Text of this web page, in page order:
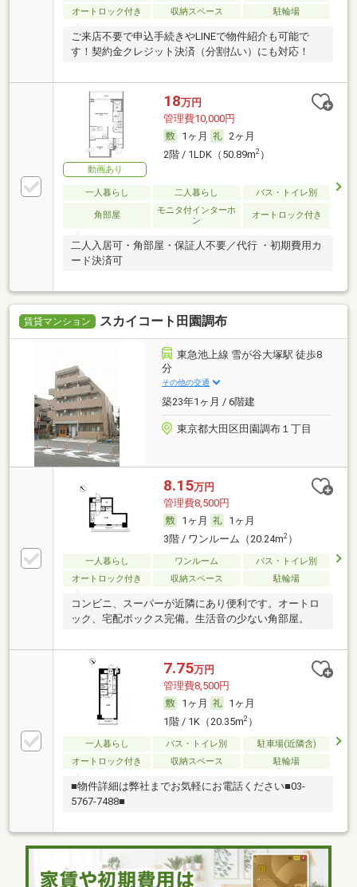
オートロック付き
収納スペース 駐輪場
ご来店不要で申込手続きやLINEで物件紹介も可能で
す！契約金クレジット決済（分割払い）にも対応！
動画あり
18万円
管理費10,000円
1ヶ月
2ヶ月
2階 / 1LDK（50.89m2）
一人暮らし 二人暮らし バス・トイレ別
角部屋
モニタ付インターホ
ン
オートロック付き
二人入居可・角部屋・保証人不要／代行 ・初期費用カ
ード決済可
賃貸マンション スカイコート田園調布
東急池上線 雪が谷大塚駅 徒歩8
分
その他の交通
築23年1ヶ月 / 6階建
東京都大田区田園調布１丁目
8.15万円
管理費8,500円
1ヶ月
1ヶ月
3階 / ワンルーム（20.24m2）
一人暮らし ワンルーム
バス・トイレ別
オートロック付き
収納スペース 駐輪場
コンビニ、スーパーが近隣にあり便利です。オートロ
ック、宅配ボックス完備。生活音の少ない角部屋。
7.75万円
管理費8,500円
1ヶ月
1ヶ月
1階 / 1K（20.35m2）
一人暮らし バス・トイレ別
駐車場(近隣含)
オートロック付き
収納スペース 駐輪場
■物件詳細は弊社までお気軽にお電話ください■03-
5767-7488■